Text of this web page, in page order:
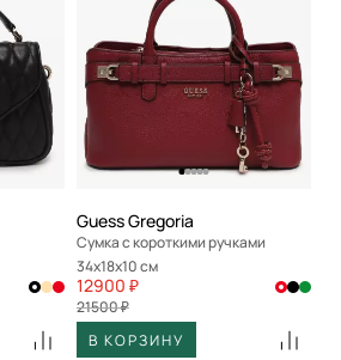
Guess Gregoria
Сумка с короткими ручками
34x18x10 см
12900 ₽
21500 ₽
В КОРЗИНУ